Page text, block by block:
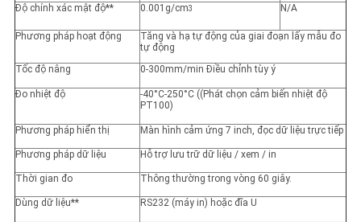
Độ chính xác mật độ** 0.001g/cm3 N/A
Phương pháp hoạt động
Tăng và hạ tự động của giai đoạn lấy mẫu đo
tự động
Tốc độ nâng
0-300mm/min Điều chỉnh tùy ý
Đo nhiệt độ
-40°C-250°C ((Phát chọn cảm biến nhiệt độ
PT100)
Phương pháp hiển thị Màn hình cảm ứng 7 inch, đọc dữ liệu trực tiếp
Phương pháp dữ liệu Hỗ trợ lưu trữ dữ liệu / xem / in
Thời gian đo Thông thường trong vòng 60 giây.
Dùng dữ liệu** RS232 (máy in) hoặc đĩa U